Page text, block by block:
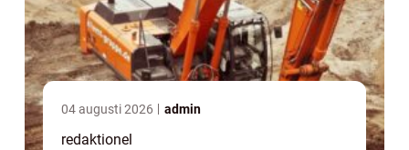
04 augusti 2026 admin
redaktionel